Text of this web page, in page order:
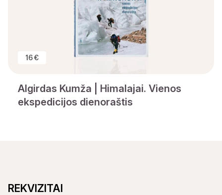
16 €
Algirdas Kumža | Himalajai. Vienos
ekspedicijos dienoraštis
REKVIZITAI